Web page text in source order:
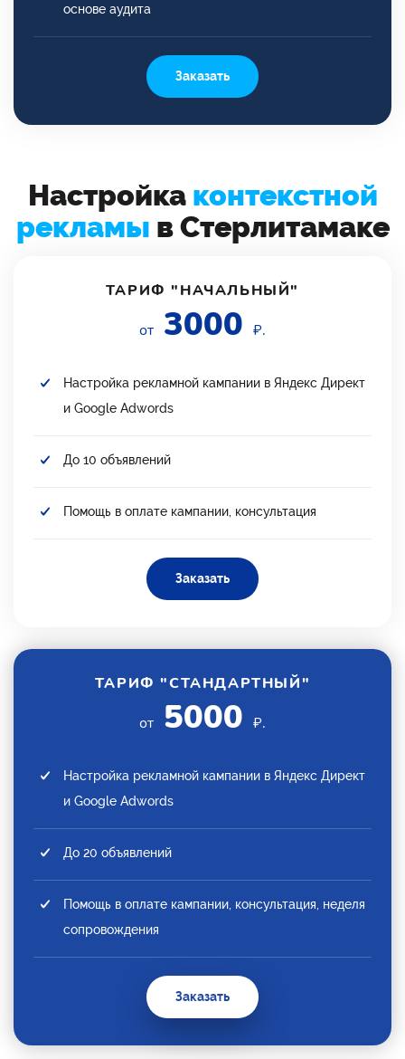
основе аудита
Заказать
Настройка контекстной
рекламы в Стерлитамаке
ТАРИФ "НАЧАЛЬНЫЙ"
от 3000 ₽.
Настройка рекламной кампании в Яндекс Директ
и Google Adwords
До 10 объявлений
Помощь в оплате кампании, консультация
Заказать
ТАРИФ "СТАНДАРТНЫЙ"
от 5000 ₽.
Настройка рекламной кампании в Яндекс Директ
и Google Adwords
До 20 объявлений
Помощь в оплате кампании, консультация, неделя
сопровождения
Заказать